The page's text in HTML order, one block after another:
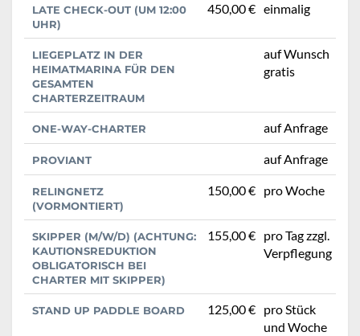
LATE CHECK-OUT (UM 12:00
UHR)
450,00 € einmalig
LIEGEPLATZ IN DER
HEIMATMARINA FÜR DEN
GESAMTEN
CHARTERZEITRAUM
auf Wunsch
gratis
ONE-WAY-CHARTER auf Anfrage
PROVIANT auf Anfrage
RELINGNETZ
(VORMONTIERT)
150,00 € pro Woche
SKIPPER (M/W/D) (ACHTUNG:
KAUTIONSREDUKTION
OBLIGATORISCH BEI
CHARTER MIT SKIPPER)
155,00 € pro Tag zzgl.
Verpflegung
STAND UP PADDLE BOARD 125,00 € pro Stück
und Woche